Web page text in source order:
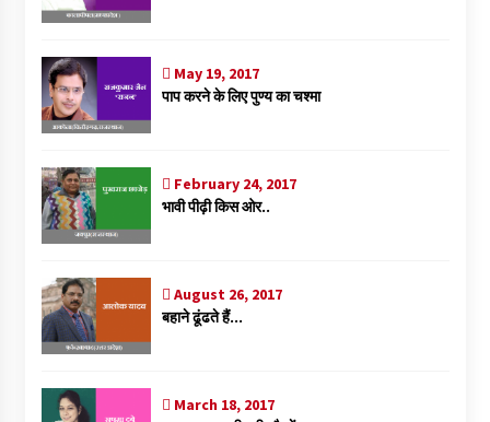
May 19, 2017
पाप करने के लिए पुण्य का चश्मा
February 24, 2017
भावी पीढ़ी किस ओर..
August 26, 2017
बहाने ढूंढते हैं…
March 18, 2017